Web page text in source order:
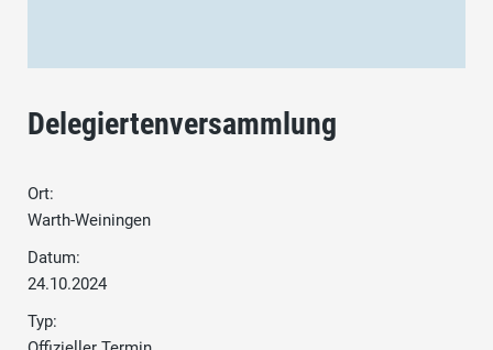
Delegiertenversammlung
Ort:
Warth-Weiningen
Datum:
24.10.2024
Typ: